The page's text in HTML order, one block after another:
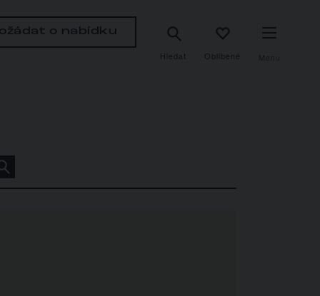
o nabídku
Hledat Oblíbené Menu